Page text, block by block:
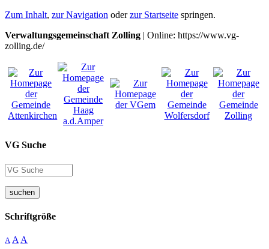
Zum Inhalt, zur Navigation oderzur Startseite springen.
Verwaltungsgemeinschaft Zolling | Online: https://www.vg-
zolling.de/
VG Suche
suchen
Schriftgröße
A A A